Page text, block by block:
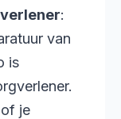
:
van
is
je